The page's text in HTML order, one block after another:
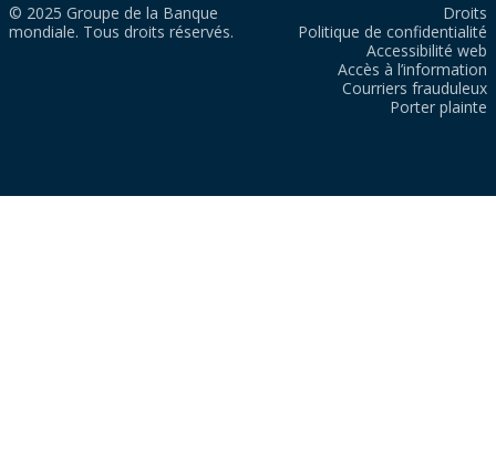
© 2025 Groupe de la Banque
mondiale. Tous droits réservés.
Droits
Politique de confidentialité
Accessibilité web
Accès à l’information
Courriers frauduleux
Porter plainte